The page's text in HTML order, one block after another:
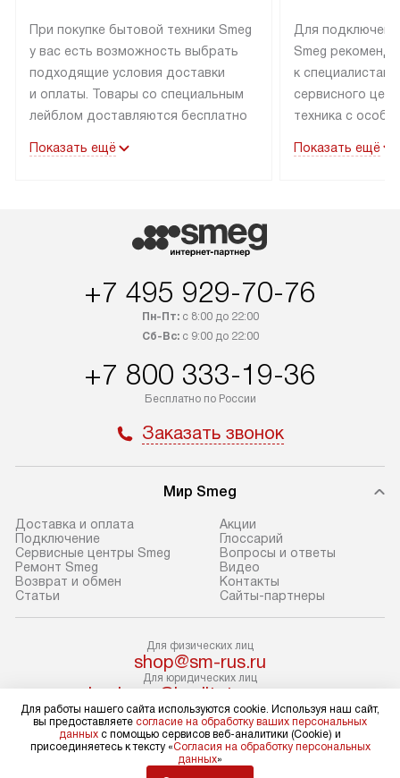
При покупке бытовой техники Smeg
у вас есть возможность выбрать
подходящие условия доставки
и оплаты. Товары со специальным
лейблом доставляются бесплатно
до подъезда. Доставка за пределы
маркировку «в наличии», может
быть отправлен покупателю
в Санкт-Петербург и другие
транспортные компании. После
доставляем заказ до офиса
транспортной компании в Москве.
доставки у менеджера при
В день, согласованный с вами,
упакованный товар до подъезда.
Если вам необходимо доставить
покупку до двери вашей квартиры
или места установки, пожалуйста,
с менеджером. За эту услугу будет
взиматься дополнительная плата.
Обратите внимание на размеры
товара: например, если габариты
холодильника не позволяют
пронести его через дверной проем,
Показать ещё
Для
Smeg
к специалистам
сервисного
техника с
коммуникациям.
подключения к
определяется в
в себя снятие
отдельных
по
монтаж не
коммуникаций,
Показать ещё
+7 495 929-70-76
Пн-Пт:с 8:00 до 22:00
Сб-Вс:с 9:00 до 22:00
+7 800 333-19-36
Бесплатно по России
Заказать звонок
Мир Smeg
Доставка и оплата
Подключение
Сервисные центры Smeg
Ремонт Smeg
Возврат и обмен
Статьи
Акции
Глоссарий
Вопросы и ответы
Видео
Контакты
Сайты-партнеры
Для физических лиц
shop@sm-rus.ru
Для юридических лиц
business@kvalitet.company
НАПИСАТЬ РУКОВОДСТВУ
Для работы нашего сайта используются cookie. Используя наш сайт,
вы предоставляете согласие на обработку ваших персональных
данных с помощью сервисов веб-аналитики (Cookie) и
присоединяетесь к тексту «Согласия на обработку персональных
данных»